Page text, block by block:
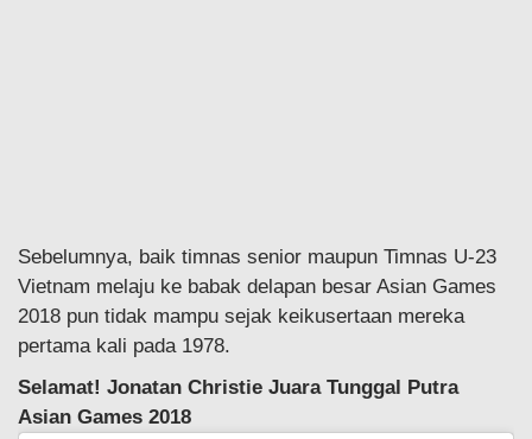
Sebelumnya, baik timnas senior maupun Timnas U-23
Vietnam melaju ke babak delapan besar Asian Games
2018 pun tidak mampu sejak keikusertaan mereka
pertama kali pada 1978.
Selamat! Jonatan Christie Juara Tunggal Putra
Asian Games 2018